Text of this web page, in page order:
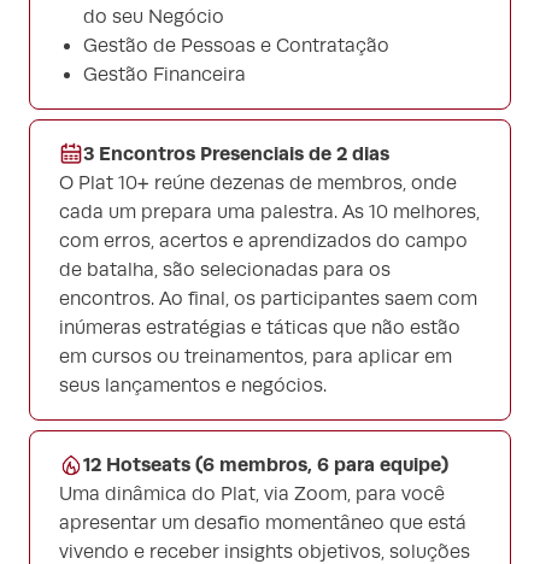
do seu Negócio
Gestão de Pessoas e Contratação
Gestão Financeira
3 Encontros Presenciais de 2 dias
O Plat 10+ reúne dezenas de membros, onde
cada um prepara uma palestra. As 10 melhores,
com erros, acertos e aprendizados do campo
de batalha, são selecionadas para os
encontros. Ao final, os participantes saem com
inúmeras estratégias e táticas que não estão
em cursos ou treinamentos, para aplicar em
seus lançamentos e negócios.
12 Hotseats (6 membros, 6 para equipe)
Uma dinâmica do Plat, via Zoom, para você
apresentar um desafio momentâneo que está
vivendo e receber insights objetivos, soluções